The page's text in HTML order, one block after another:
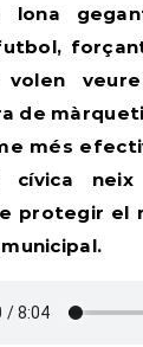
lona
volen
de
més
cívica
protegir el